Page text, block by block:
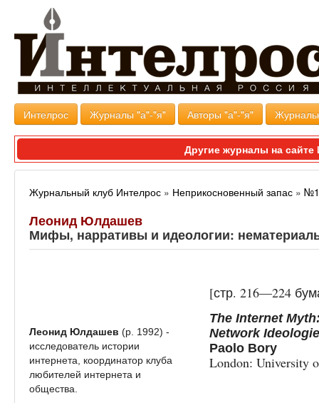
Интелрос Журналы "а"-"я" Авторы "а"-"я"
Другие журналы на
Журнальный клуб Интелрос » Неприкосновенный запас »
Леонид Юлдашев
Мифы, нарративы и идеологии:
Леонид Юлдашев (р. 1992) -
исследователь истории
интернета, координатор клуба
любителей интернета и
общества.
[стр. 216—224
The Internet
Network
Paolo Bory
London: University